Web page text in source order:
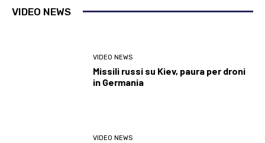
VIDEO NEWS
VIDEO NEWS
Missili russi su Kiev, paura per droni
in Germania
VIDEO NEWS